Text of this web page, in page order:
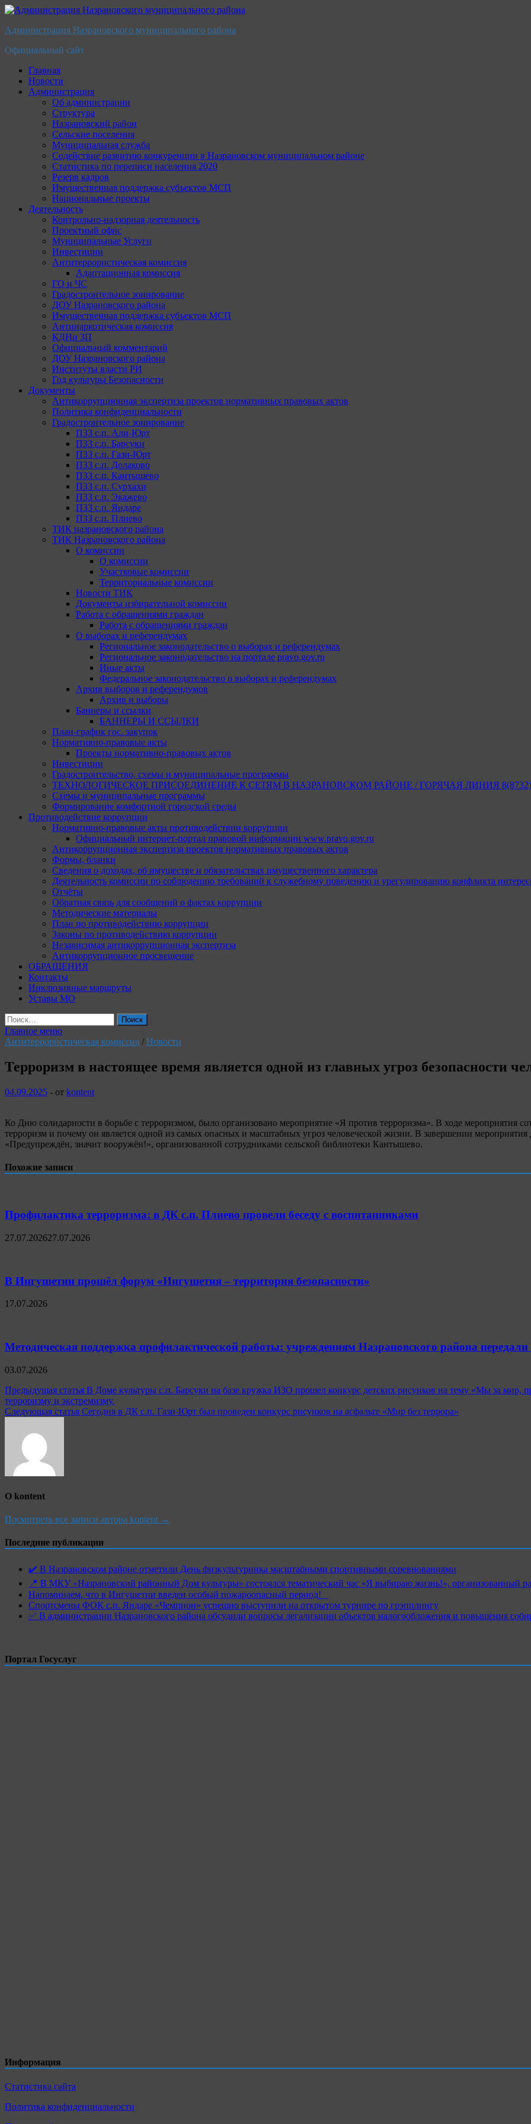
Перейти
содержимому
Администрация Назрановского муниципального района
Официальный сайт
Главная
Новости
Администрация
Об администрации
Структура
Назрановский район
Сельские поселения
Муниципальная служба
Содействие развитию конкуренции в Назрановском муниципальном районе
Статистика по переписи населения 2020
Резерв кадров
Имущественная поддержка субъектов МСП
Национальные проекты
Деятельность
Контрольно-надзорная деятельность
Проектный офис
Муниципальные Услуги
Инвестиции
Антитеррористическая комиссия
Адаптационная комиссия
ГО и ЧС
Градостроительное зонирование
ДОУ Назрановского района
Имущественная поддержка субъектов МСП
Антинаркотическая комиссия
КДНи ЗП
Официальный комментарий
ДОУ Назрановского района
Институты власти РИ
Год культуры Безопасности
Документы
Антикоррупционная экспертиза проектов нормативных правовых актов
Политика конфиденциальности
Градостроительное зонирование
ПЗЗ с.п. Али-Юрт
ПЗЗ с.п. Барсуки
ПЗЗ с.п. Гази-Юрт
ПЗЗ с.п. Долаково
ПЗЗ с.п. Кантышево
ПЗЗ с.п. Сурхахи
ПЗЗ с.п. Экажево
ПЗЗ с.п. Яндаре
ПЗЗ с.п. Плиево
ТИК назрановского района
ТИК Назрановского района
О комиссии
О комиссии
Участковые комиссии
Территориальные комиссии
Новости ТИК
Документы избирательной комиссии
Работа с обращениями граждан
Работа с обращениями граждан
О выборах и референдумах
Региональное законодательство о выборах и референдумах
Региональное законодательство на портале pravo.gov.ru
Иные акты
Федеральное законодательство о выборах и референдумах
Архив выборов и референдумов
Архив и выборы
Баннеры и ссылки
БАННЕРЫ И ССЫЛКИ
План-график гос. закупок
Нормативно-правовые акты
Проекты нормативно-правовых актов
Инвестиции
Градостроительство, схемы и муниципальные программы
ТЕХНОЛОГИЧЕСКОЕ ПРИСОЕДИНЕНИЕ К СЕТЯМ В НАЗРАНОВСКОМ РАЙОНЕ / ГОРЯЧАЯ ЛИНИЯ 8(8732)
Схемы и муниципальные программы
Формирование комфортной городской среды
Противодействие коррупции
Нормативно-правовые акты противодействии коррупции
Официальный интернет-портал правовой информации www.pravo.gov.ru
Антикоррупционная экспертиза проектов нормативных правовых актов
Формы, бланки
Сведения о доходах, об имуществе и обязательствах имущественного характера
Деятельность комиссии по соблюдению требований к служебному поведению и урегулированию конфликта
Отчёты
Обратная связь для сообщений о фактах коррупции
Методические материалы
План по противодействию коррупции
Законы по противодействию коррупции
Независимая антикоррупционная экспертиза
Антикоррупционное просвещение
ОБРАЩЕНИЯ
Контакты
Инклюзивные маршруты
Уставы МО
Найти:
Главное меню
Антитеррористическая комиссия / Новости
Терроризм в настоящее время является одной из главных угроз безопасности
04.09.2025 - от kontent
Ко Дню солидарности в борьбе с терроризмом, было организовано мероприятие «Я против терроризма». В ходе мероприятия
терроризм и почему он является одной из самых опасных и масштабных угроз человеческой жизни. В завершении
«Предупреждён, значит вооружён!», организованной сотрудниками сельской библиотеки Кантышево.
Похожие записи
Профилактика терроризма: в ДК с.п. Плиево провели беседу с воспитанниками
27.07.202627.07.2026
В Ингушетии прошёл форум «Ингушетия – территория безопасности»
17.07.2026
Методическая поддержка профилактической работы: учреждениям Назрановского района
03.07.2026
Навигация
по
Предыдущая статья В Доме культуры с.п. Барсуки на базе кружка ИЗО прошел конкурс детских рисунков на тему «Мы за мир,
терроризму и экстремизму.
Следующая статья Сегодня в ДК с.п. Гази-Юрт был проведен конкурс рисунков на асфальте «Мир без террора»
О kontent
Посмотреть все записи автора kontent →
Последние публикации
✔️ В Назрановском районе отметили День физкультурника масштабными спортивными соревнованиями
📍 В МКУ «Назрановский районный Дом культуры» состоялся тематический час «Я выбираю жизнь!», организованный
Напоминаем, что в Ингушетии введен особый пожароопасный период!⁣⁣⠀
Спортсмены ФОК с.п. Яндаре «Чемпион» успешно выступили на открытом турнире по грэпплингу
✅ В администрации Назрановского района обсудили вопросы легализации объектов налогообложения и повышения
Портал Госуслуг
Информация
Статистика сайта
Политика конфиденциальности